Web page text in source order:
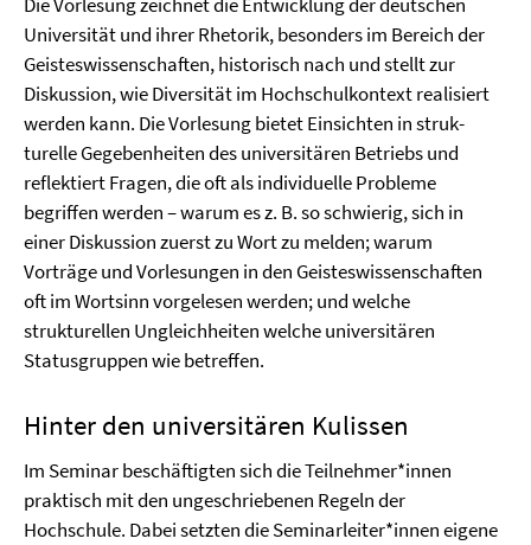
Universität und ihrer Rhetorik, besonders im Bereich der
Geisteswissenschaften, historisch nach und stellt zur
Diskussion, wie Diversität im Hochschulkontext realisiert
werden kann. Die Vorlesung bietet Einsichten in struk­
turelle Gegebenheiten des universitären Betriebs und
reflektiert Fragen, die oft als individuelle Probleme
begriffen werden – warum es z. B. so schwierig, sich in
einer Diskussion zuerst zu Wort zu melden; warum
Vorträge und Vorlesungen in den Geisteswissenschaften
oft im Wortsinn vorgelesen werden; und welche
strukturellen Ungleichheiten welche universitären
Statusgruppen wie betreffen.
Hinter den universitären Kulissen
Im Seminar beschäftigten sich die Teilnehmer*innen
praktisch mit den ungeschriebenen Regeln der
Hochschule. Dabei setzten die Seminarleiter*innen eigene